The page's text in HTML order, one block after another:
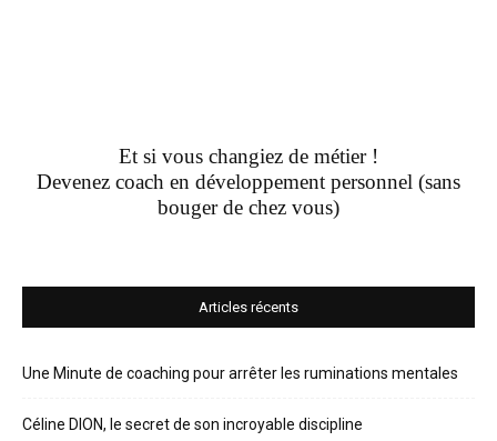
Et si vous changiez de métier !
Devenez coach en développement personnel (sans
bouger de chez vous)
Articles récents
Une Minute de coaching pour arrêter les ruminations mentales
Céline DION, le secret de son incroyable discipline